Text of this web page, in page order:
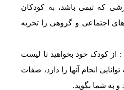
که تیمی باشد، به کودکان
اجتماعی و گروهی را تجربه
: از کودک خود بخواهید تا لیست
انجام آنها را دارد، صفات
به شما بگوید.